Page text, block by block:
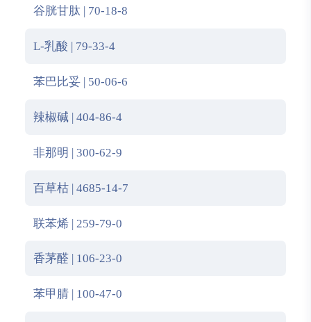
谷胱甘肽 | 70-18-8
L-乳酸 | 79-33-4
苯巴比妥 | 50-06-6
辣椒碱 | 404-86-4
非那明 | 300-62-9
百草枯 | 4685-14-7
联苯烯 | 259-79-0
香茅醛 | 106-23-0
苯甲腈 | 100-47-0